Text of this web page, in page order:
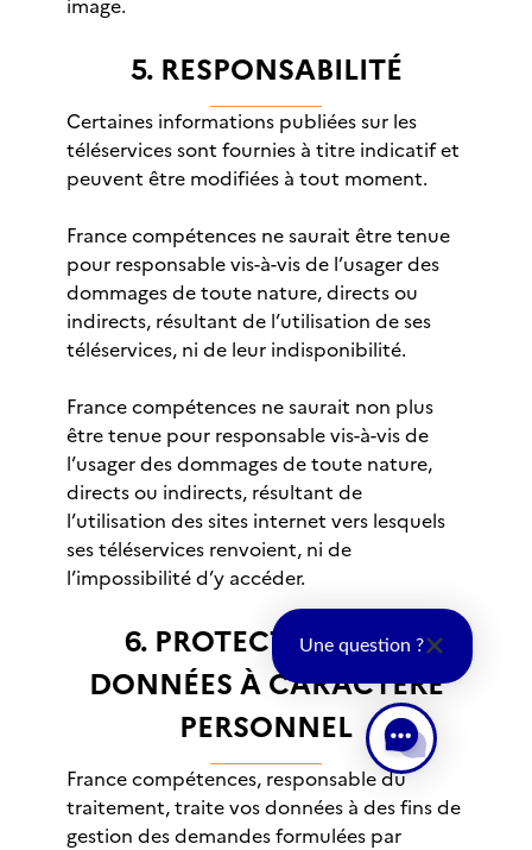
image.
5. RESPONSABILITÉ
Certaines informations publiées sur les
téléservices sont fournies à titre indicatif et
peuvent être modifiées à tout moment.
France compétences ne saurait être tenue
pour responsable vis-à-vis de l’usager des
dommages de toute nature, directs ou
indirects, résultant de l’utilisation de ses
téléservices, ni de leur indisponibilité.
France compétences ne saurait non plus
être tenue pour responsable vis-à-vis de
l’usager des dommages de toute nature,
directs ou indirects, résultant de
l’utilisation des sites internet vers lesquels
ses téléservices renvoient, ni de
l’impossibilité d’y accéder.
6. PROTECTION DES
DONNÉES À CARACTÈRE
PERSONNEL
France compétences, responsable du
traitement, traite vos données à des fins de
gestion des demandes formulées par
Une question ?